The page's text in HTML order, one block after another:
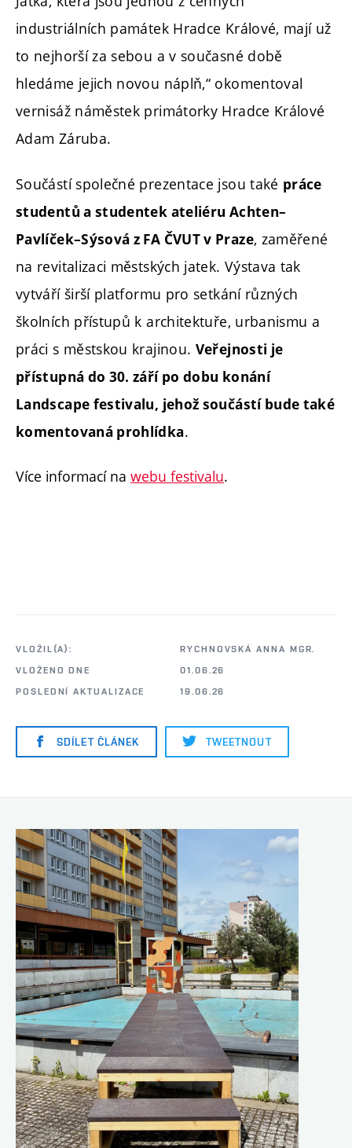
industriálních památek Hradce Králové, mají už
to nejhorší za sebou a v současné době
hledáme jejich novou náplň,“ okomentoval
vernisáž náměstek primátorky Hradce Králové
Adam Záruba.
Součástí společné prezentace jsou také práce
studentů a studentek ateliéru Achten–
Pavlíček–Sýsová z FA ČVUT v Praze, zaměřené
na revitalizaci městských jatek. Výstava tak
vytváří širší platformu pro setkání různých
školních přístupů k architektuře, urbanismu a
práci s městskou krajinou. Veřejnosti je
přístupná do 30. září po dobu konání
Landscape festivalu, jehož součástí bude také
komentovaná prohlídka.
Více informací na webu festivalu.
VLOŽIL(A):
RYCHNOVSKÁ ANNA MGR.
VLOŽENO DNE
01.06.26
POSLEDNÍ AKTUALIZACE
19.06.26
SDÍLET ČLÁNEK TWEETNOUT